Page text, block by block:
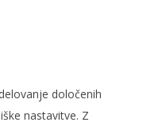
določenih
nastavitve. Z